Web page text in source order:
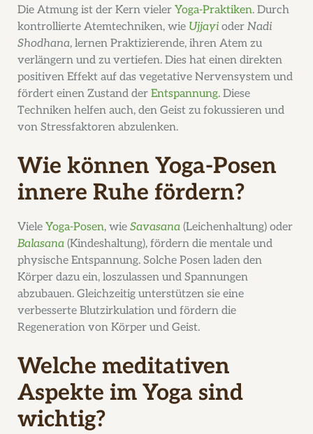
Die Atmung ist der Kern vieler Yoga-Praktiken. Durch
kontrollierte Atemtechniken, wie Ujjayi oder Nadi
Shodhana, lernen Praktizierende, ihren Atem zu
verlängern und zu vertiefen. Dies hat einen direkten
positiven Effekt auf das vegetative Nervensystem und
fördert einen Zustand der Entspannung. Diese
Techniken helfen auch, den Geist zu fokussieren und
von Stressfaktoren abzulenken.
Wie können Yoga-Posen
innere Ruhe fördern?
Viele Yoga-Posen, wie Savasana (Leichenhaltung) oder
Balasana (Kindeshaltung), fördern die mentale und
physische Entspannung. Solche Posen laden den
Körper dazu ein, loszulassen und Spannungen
abzubauen. Gleichzeitig unterstützen sie eine
verbesserte Blutzirkulation und fördern die
Regeneration von Körper und Geist.
Welche meditativen
Aspekte im Yoga sind
wichtig?